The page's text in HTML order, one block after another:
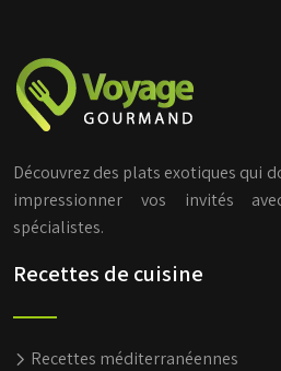
Découvrez des plats exotiques qui
impressionner vos invités
spécialistes.
Recettes de cuisine
Recettes méditerranéennes